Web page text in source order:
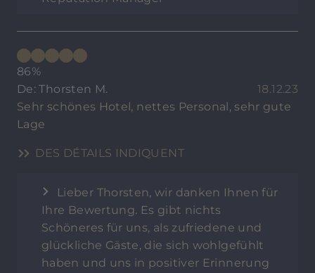
86%
De: Thorsten M.
18.12.23
Sehr schönes Hotel, nettes Personal, sehr gute
Lage
DES DÉTAILS INDIQUENT
Lieber Thorsten, wir danken Ihnen für
Ihre Bewertung. Es gibt nichts
Schöneres für uns, als zufriedene und
glückliche Gäste, die sich wohlgefühlt
haben und uns in positiver Erinnerung